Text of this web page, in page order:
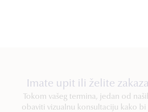
Imate upit ili želite
Tokom vašeg termina, jedan od
obaviti vizualnu konsultaciju kako